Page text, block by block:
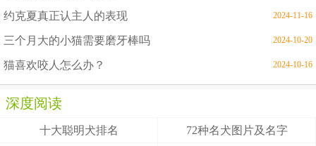
约克夏真正认主人的表现 2024-11-16
三个月大的小猫需要磨牙棒吗 2024-10-20
猫喜欢咬人怎么办？ 2024-10-16
深度阅读
十大聪明犬排名 72种名犬图片及名字